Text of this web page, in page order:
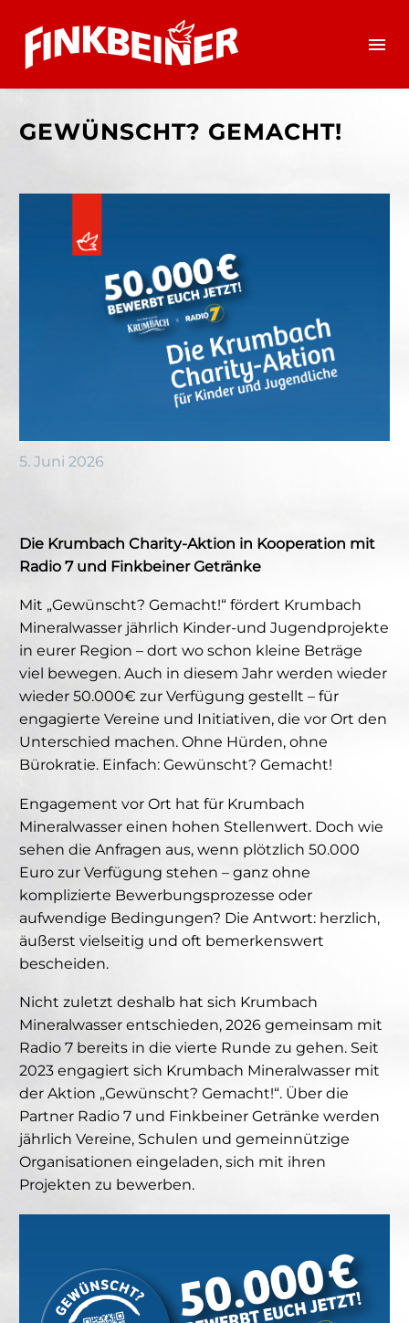
GEWÜNSCHT? GEMACHT!
5. Juni 2026
Die Krumbach Charity-Aktion in Kooperation mit
Radio 7 und Finkbeiner Getränke
Mit „Gewünscht? Gemacht!“ fördert Krumbach
Mineralwasser jährlich Kinder-und Jugendprojekte
in eurer Region – dort wo schon kleine Beträge
viel bewegen. Auch in diesem Jahr werden wieder
wieder 50.000€ zur Verfügung gestellt – für
engagierte Vereine und Initiativen, die vor Ort den
Unterschied machen. Ohne Hürden, ohne
Bürokratie. Einfach: Gewünscht? Gemacht!
Engagement vor Ort hat für Krumbach
Mineralwasser einen hohen Stellenwert. Doch wie
sehen die Anfragen aus, wenn plötzlich 50.000
Euro zur Verfügung stehen – ganz ohne
komplizierte Bewerbungsprozesse oder
aufwendige Bedingungen? Die Antwort: herzlich,
äußerst vielseitig und oft bemerkenswert
bescheiden.
Nicht zuletzt deshalb hat sich Krumbach
Mineralwasser entschieden, 2026 gemeinsam mit
Radio 7 bereits in die vierte Runde zu gehen. Seit
2023 engagiert sich Krumbach Mineralwasser mit
der Aktion „Gewünscht? Gemacht!“. Über die
Partner Radio 7 und Finkbeiner Getränke werden
jährlich Vereine, Schulen und gemeinnützige
Organisationen eingeladen, sich mit ihren
Projekten zu bewerben.